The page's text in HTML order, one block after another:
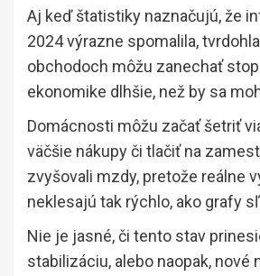
Aj keď štatistiky naznačujú, že
2024 výrazne spomalila,
obchodoch môžu zanechať
ekonomike dlhšie, než by sa
Domácnosti môžu začať šetriť
väčšie nákupy či tlačiť na
zvyšovali mzdy, pretože reálne
neklesajú tak rýchlo, ako grafy
Nie je jasné, či tento stav
stabilizáciu, alebo naopak, nové